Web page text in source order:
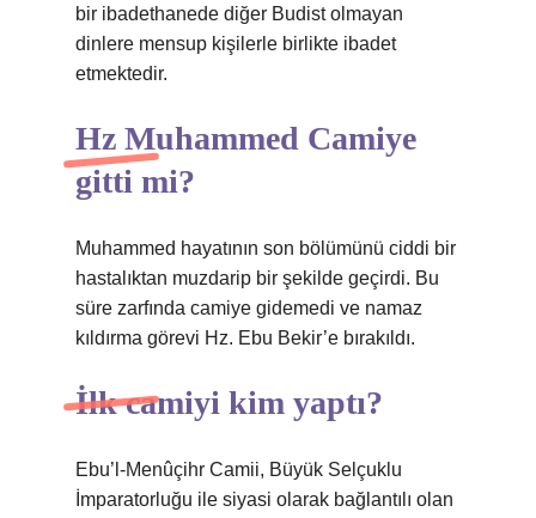
bir ibadethanede diğer Budist olmayan
dinlere mensup kişilerle birlikte ibadet
etmektedir.
Hz Muhammed Camiye
gitti mi?
Muhammed hayatının son bölümünü ciddi bir
hastalıktan muzdarip bir şekilde geçirdi. Bu
süre zarfında camiye gidemedi ve namaz
kıldırma görevi Hz. Ebu Bekir’e bırakıldı.
İlk camiyi kim yaptı?
Ebu’l-Menûçihr Camii, Büyük Selçuklu
İmparatorluğu ile siyasi olarak bağlantılı olan